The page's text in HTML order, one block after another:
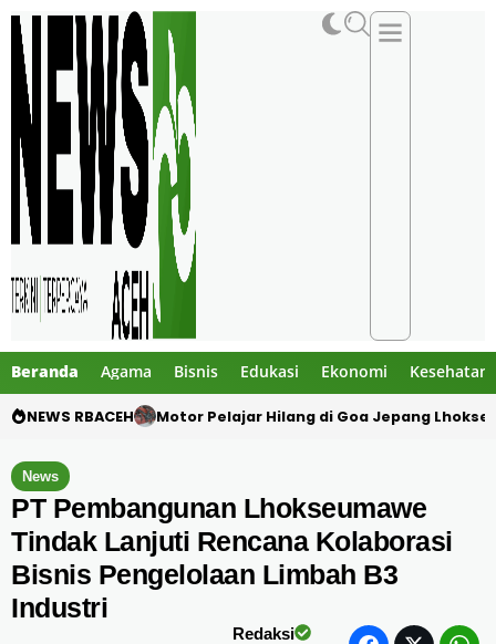
Beranda Agama Bisnis Edukasi Ekonomi Kesehatan
NEWS RBACEH Mengaku Polisi, Tiga Pria Diduga Culik
News
PT Pembangunan Lhokseumawe
Tindak Lanjuti Rencana Kolaborasi
Bisnis Pengelolaan Limbah B3
Industri
Redaksi